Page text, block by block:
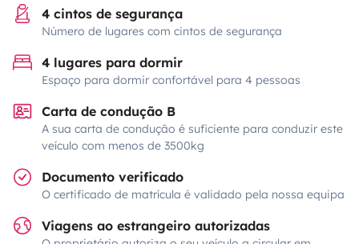
4 cintos de segurança
Número de lugares com cintos de segurança
4 lugares para dormir
Espaço para dormir confortável para 4 pessoas
Carta de condução B
A sua carta de condução é suficiente para conduzir este
veículo com menos de 3500kg
Documento verificado
O certificado de matrícula é validado pela nossa equipa
Viagens ao estrangeiro autorizadas